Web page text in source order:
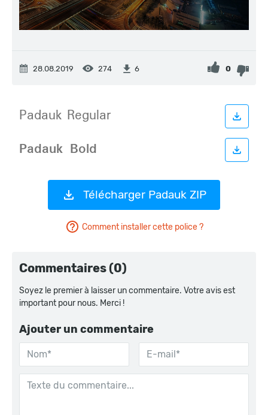
28.08.2019 274 6 0
Télécharger Padauk ZIP
Comment installer cette police ?
Commentaires (0)
Soyez le premier à laisser un commentaire. Votre avis est
important pour nous. Merci !
Ajouter un commentaire